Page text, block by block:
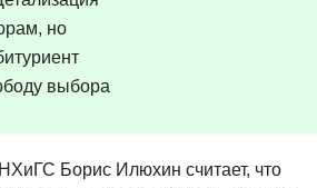
но
выбора
Борис Илюхин считает, что